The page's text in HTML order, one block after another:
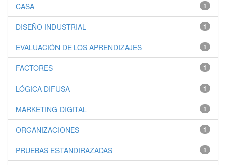
1
CASA
1
DISEÑO INDUSTRIAL
1
EVALUACIÓN DE LOS APRENDIZAJES
1
FACTORES
1
LÓGICA DIFUSA
1
MARKETING DIGITAL
1
ORGANIZACIONES
1
PRUEBAS ESTANDIRAZADAS